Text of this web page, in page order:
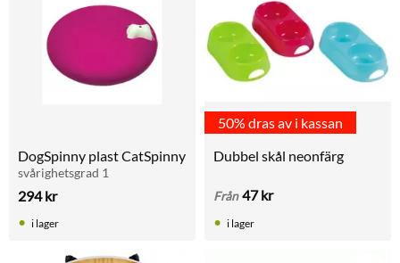
DogSpinny plast CatSpinny
svårighetsgrad 1
294kr
i lager
50% dras av i kassan
Dubbel skål neonfärg
Från 47kr
i lager